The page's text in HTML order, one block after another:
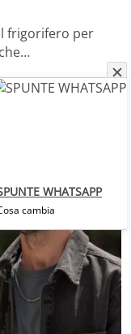
frigorifero per
WHATSAPP
cambia